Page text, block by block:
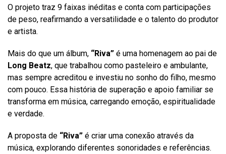
O projeto traz 9 faixas inéditas e conta com participações
de peso, reafirmando a versatilidade e o talento do produtor
e artista.
Mais do que um álbum, “Riva” é uma homenagem ao pai de
Long Beatz, que trabalhou como pasteleiro e ambulante,
mas sempre acreditou e investiu no sonho do filho, mesmo
com pouco. Essa história de superação e apoio familiar se
transforma em música, carregando emoção, espiritualidade
e verdade.
A proposta de “Riva” é criar uma conexão através da
música, explorando diferentes sonoridades e referências.